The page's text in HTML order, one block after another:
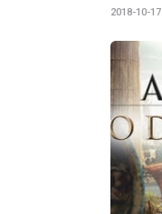
2018-10-17